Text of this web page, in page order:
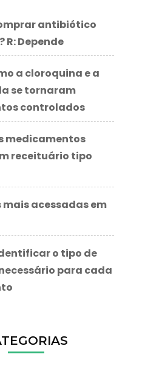
antibiótico
R: Depende
a cloroquina e a
se tornaram
controlados
medicamentos
receituário tipo
mais acessadas em
o tipo de
para cada